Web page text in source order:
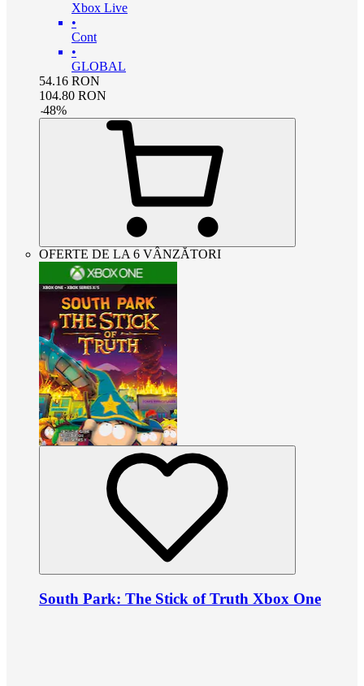
Xbox Live
•
Cont
•
GLOBAL
54.16 RON
104.80 RON
-48%
OFERTE DE LA 6 VÂNZĂTORI
South Park: The Stick of Truth Xbox One